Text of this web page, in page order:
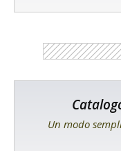
Un modo